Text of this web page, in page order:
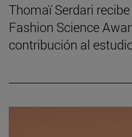
Thomaï Serdari
Fashion Science
contribución al